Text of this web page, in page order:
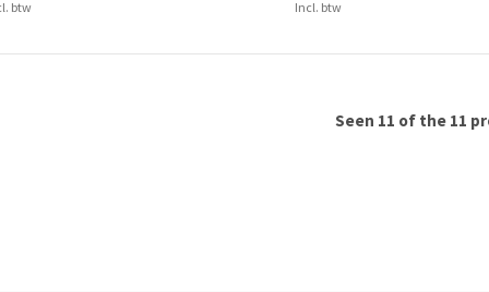
btw Incl. btw
Seen 11 of the 11